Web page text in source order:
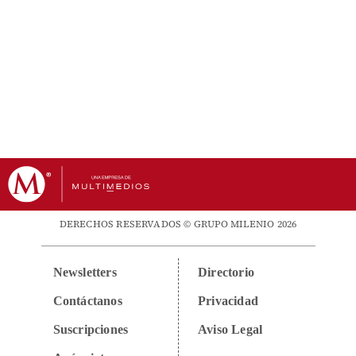
DERECHOS RESERVADOS © GRUPO MILENIO 2026
Newsletters
Contáctanos
Suscripciones
Directorio
Privacidad
Aviso Legal